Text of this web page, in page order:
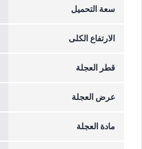
سعة التحميل
الارتفاع الکلی
قطر العجلة
عرض العجلة
مادة العجلة